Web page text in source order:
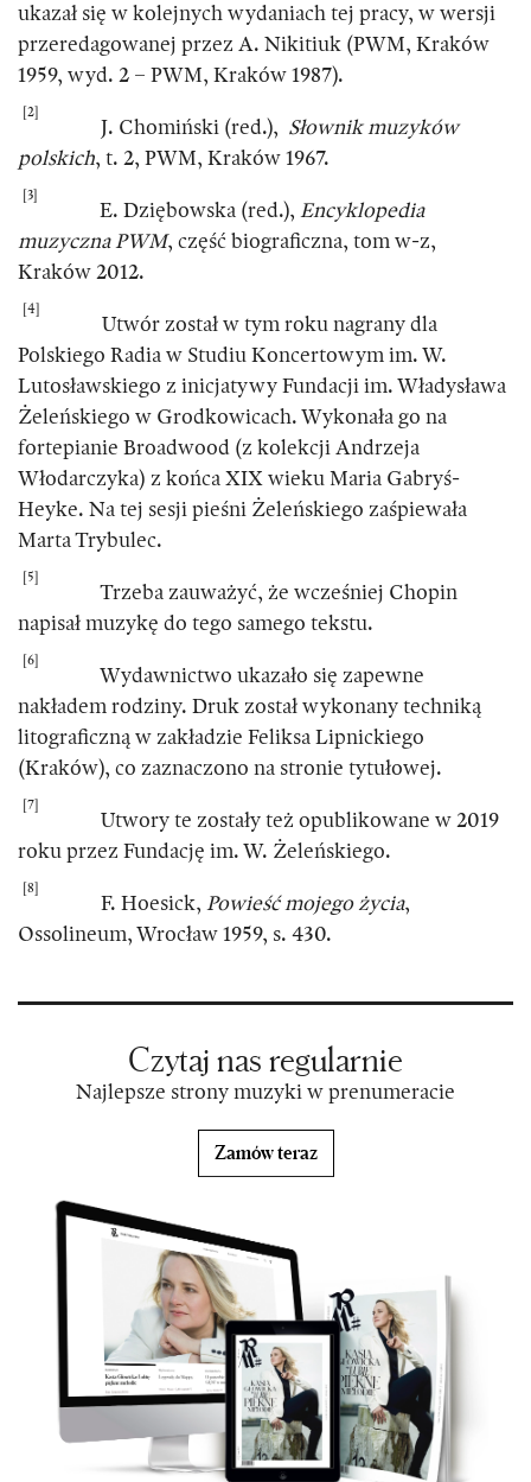
ukazał się w kolejnych wydaniach tej pracy, w wersji
przeredagowanej przez A. Nikitiuk (PWM, Kraków
1959, wyd. 2 – PWM, Kraków 1987).
[2]
J. Chomiński (red.), Słownik muzyków
polskich, t. 2, PWM, Kraków 1967.
[3]
E. Dziębowska (red.), Encyklopedia
muzyczna PWM, część biograficzna, tom w-z,
Kraków 2012.
[4]
Utwór został w tym roku nagrany dla
Polskiego Radia w Studiu Koncertowym im. W.
Lutosławskiego z inicjatywy Fundacji im. Władysława
Żeleńskiego w Grodkowicach. Wykonała go na
fortepianie Broadwood (z kolekcji Andrzeja
Włodarczyka) z końca XIX wieku Maria Gabryś-
Heyke. Na tej sesji pieśni Żeleńskiego zaśpiewała
Marta Trybulec.
[5]
Trzeba zauważyć, że wcześniej Chopin
napisał muzykę do tego samego tekstu.
[6]
Wydawnictwo ukazało się zapewne
nakładem rodziny. Druk został wykonany techniką
litograficzną w zakładzie Feliksa Lipnickiego
(Kraków), co zaznaczono na stronie tytułowej.
[7]
Utwory te zostały też opublikowane w 2019
roku przez Fundację im. W. Żeleńskiego.
[8]
F. Hoesick, Powieść mojego życia,
Ossolineum, Wrocław 1959, s. 430.
Czytaj nas regularnie
Najlepsze strony muzyki w prenumeracie
Zamów teraz